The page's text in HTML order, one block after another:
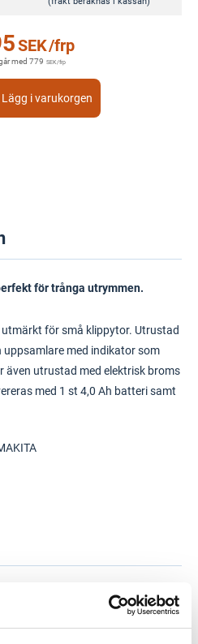
SEK/frp
med 779 SEK/frp
Lägg i varukorgen
för trånga utrymmen.
för små klippytor. Utrustad
uppsamlare med indikator som
även utrustad med elektrisk broms
med 1 st 4,0 Ah batteri samt